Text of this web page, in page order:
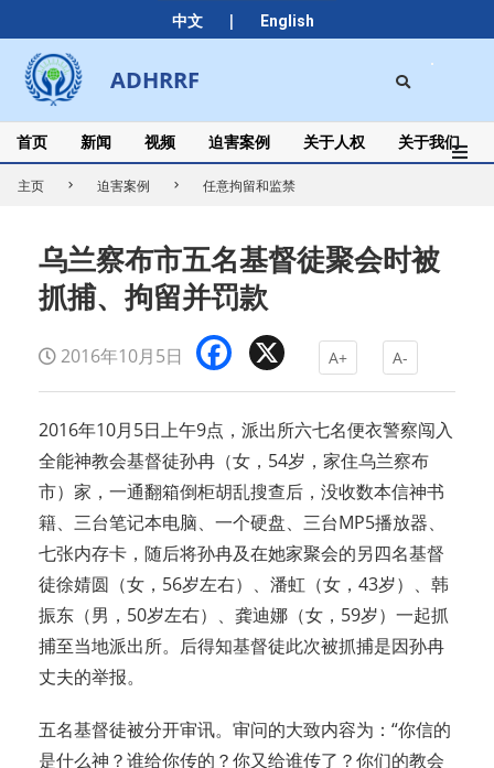
中文 | English
to
content
ADHRRF
Secondary
Navigation
Menu
首页 新闻 视频 迫害案例 关于人权 关于我们
主页 迫害案例 任意拘留和监禁
乌兰察布市五名基督徒聚会时被
抓捕、拘留并罚款
2016年10月5日 Facebook A+ A-
2016年10月5日上午9点，派出所六七名便衣警察闯入
全能神教会基督徒孙冉（女，54岁，家住乌兰察布
市）家，一通翻箱倒柜胡乱搜查后，没收数本信神书
籍、三台笔记本电脑、一个硬盘、三台MP5播放器、
七张内存卡，随后将孙冉及在她家聚会的另四名基督
徒徐婧圆（女，56岁左右）、潘虹（女，43岁）、韩
振东（男，50岁左右）、龚迪娜（女，59岁）一起抓
捕至当地派出所。后得知基督徒此次被抓捕是因孙冉
丈夫的举报。
五名基督徒被分开审讯。审问的大致内容为：“你信的
是什么神？谁给你传的？你又给谁传了？你们的教会